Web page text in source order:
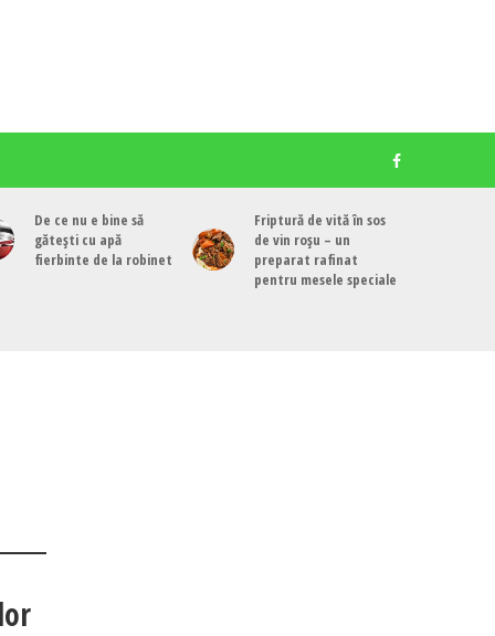
De ce nu e bine să
gătești cu apă
fierbinte de la robinet
Friptură de vită în sos
de vin roșu – un
preparat rafinat
pentru mesele speciale